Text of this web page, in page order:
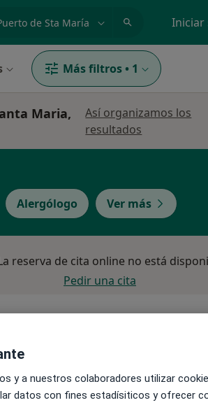
Iniciar
Más filtros • 1
Maria,
Así organizamos los
resultados
Alergólogo Ver más
reserva de cita online no está
Pedir una cita
y a nuestros colaboradores utilizar
datos con fines estadísiticos y ofrecer